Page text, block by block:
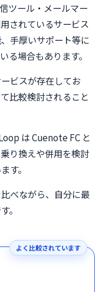
ツール・メールマー
されているサービス
手厚いサポート等に
る場合もあります。
ビスが存在してお
比較検討されること
は Cuenote FC と
り換えや併用を検討
す。
べながら、自分に最
。
よく比較されています